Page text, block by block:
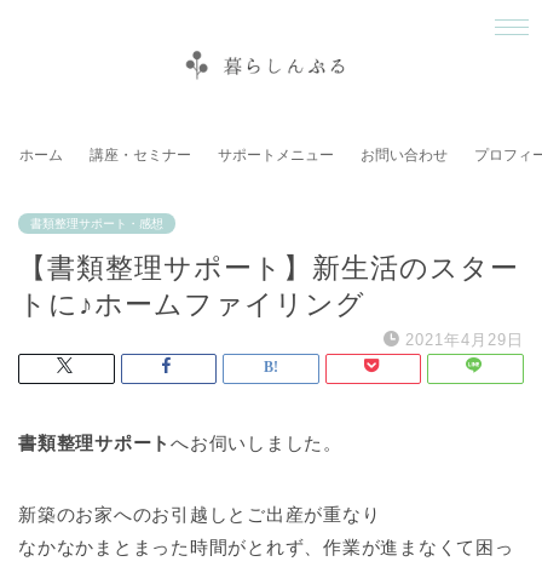
ホーム 講座・セミナー サポートメニュー お問い合わせ プロフィ
書類整理サポート・感想
【書類整理サポート】新生活のスター
トに♪ホームファイリング
2021年4月29日
書類整理サポートへお伺いしました。
新築のお家へのお引越しとご出産が重なり
なかなかまとまった時間がとれず、作業が進まなくて困っ